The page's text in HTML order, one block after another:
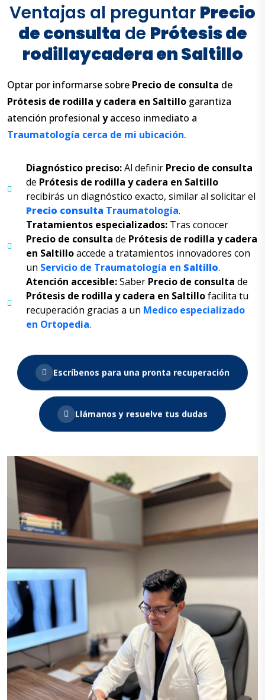
Ventajas al preguntar Precio
de consulta de Prótesis de
rodillaycadera en Saltillo
Optar por informarse sobre Precio de consulta de
Prótesis de rodilla y cadera en Saltillo garantiza
atención profesional yacceso inmediato a
Traumatología cerca de mi ubicación.
Diagnóstico preciso:Al definir Precio de consulta
de Prótesis de rodilla y cadera en Saltillo
recibirás un diagnóstico exacto, similar al solicitar el
Precio consulta Traumatología.
Tratamientos especializados: Tras conocer
Precio de consulta de Prótesis de rodilla y cadera
en Saltilloaccede a tratamientos innovadores con
un Servicio de Traumatología en Saltillo.
Atención accesible:Saber Precio de consulta de
Prótesis de rodilla y cadera en Saltillofacilita tu
recuperación gracias a un Medico especializado
en Ortopedia.
Escríbenos para una pronta recuperación
Llámanos y resuelve tus dudas